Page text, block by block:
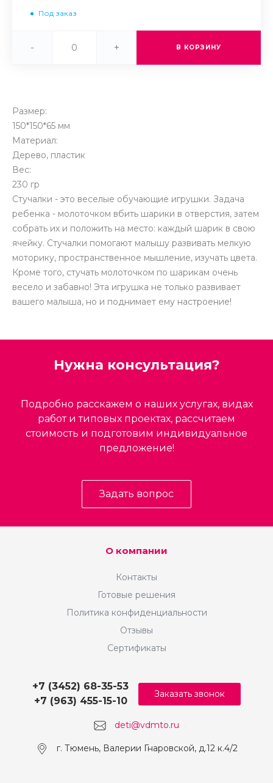
Под заказ
- + В КОРЗИНУ
Размер:
150*150*65 мм
Материал:
Дерево, пластик
Вес:
230 гр
Стучалки - это веселые обучающие игрушки. Задача
ребенка - молоточком вбить шарики в отверстия, затем
собрать их и положить на место: каждый шарик в свою
ячейку. Стучалки помогают малышу развивать мелкую
моторику, пространственное мышление, изучать цвета.
Кроме того, стучать молоточком по шарикам очень
весело и забавно! Эта игрушка не только развивает
вашего малыша, но и поднимает ему настроение!
Нужна консультация?
Подробно расскажем о наших услугах, видах
работ и типовых проектах, рассчитаем
стоимость и подготовим индивидуальное
предложение!
Задать вопрос
О компании
Контакты
Готовые решения
Политика конфиденциальности
Отзывы
Сертификаты
deti@vdmto.ru
+7 (3452) 68-35-53
+7 (963) 455-15-10
г. Тюмень, ​Валерии Гнаровской, д.12 к.4/2
Заказать звонок